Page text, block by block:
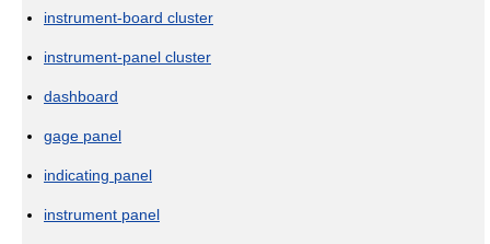
instrument-board cluster
instrument-panel cluster
dashboard
gage panel
indicating panel
instrument panel